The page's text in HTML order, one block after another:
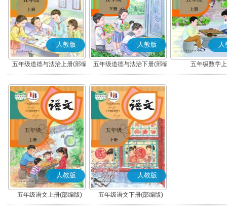
人教版
五年级道德与法治上册(部编
版)
人教版
五年级道德与法治下册(部编
版)
人
五年级数学
人教版
五年级语文上册(部编版)
人教版
五年级语文下册(部编版)